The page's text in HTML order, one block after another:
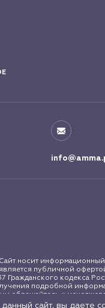
носит информационный
публичной
Гражданского кодекса
подробной
обращайтесь к
на материалы сайта
сайт, вы даете